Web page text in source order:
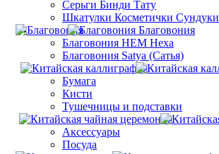
Серьги Бинди Тату
Шкатулки Косметички Сундуки
Благовония
Благовония HEM Hexa
Благовония Satya (Сатья)
Бумага
Кисти
Тушечницы и подставки
Аксессуары
Посуда